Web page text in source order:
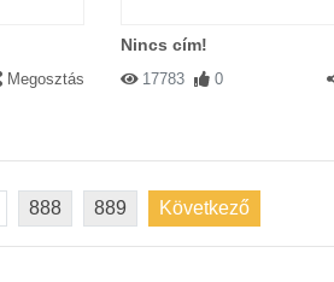
Megosztás
Nincs cím!
17783 0
888 889 Következő